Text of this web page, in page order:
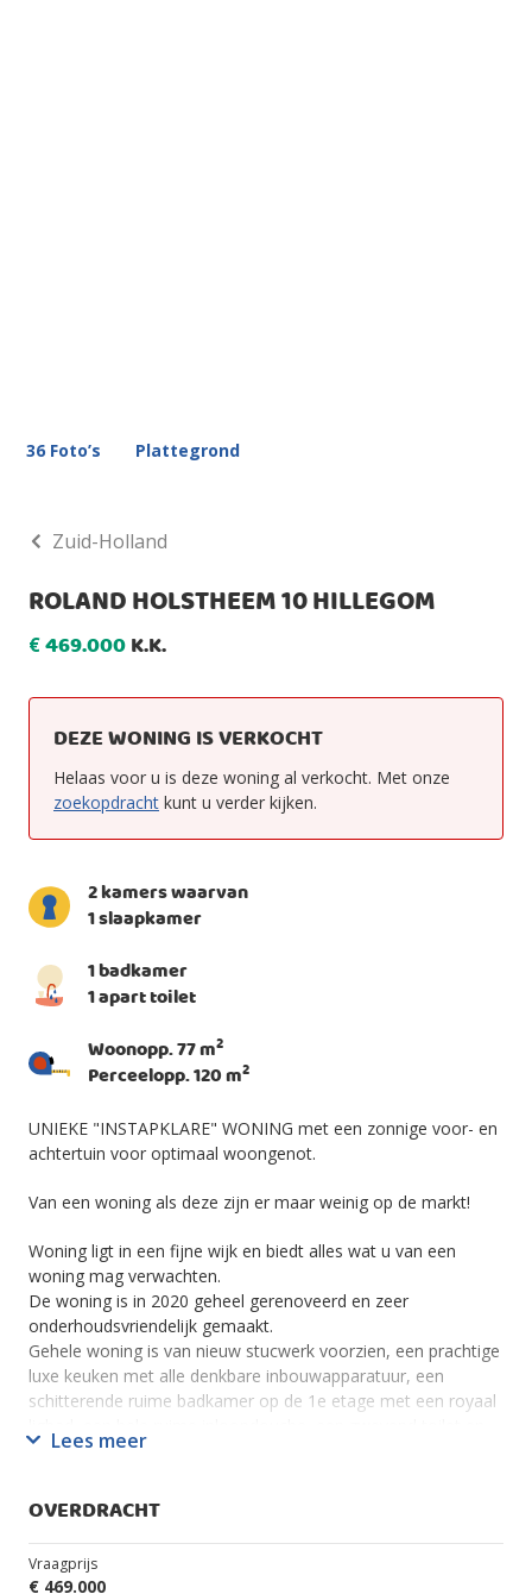
36 Foto’s Plattegrond
Zuid-Holland
ROLAND HOLSTHEEM 10 HILLEGOM
€469.000K.K.
DEZE WONING IS VERKOCHT
Helaas voor u is deze woning al verkocht. Met onze
zoekopdracht kunt u verder kijken.
2 kamers waarvan
1 slaapkamer
1 badkamer
1 apart toilet
Woonopp. 77 m2
Perceelopp. 120 m2
UNIEKE "INSTAPKLARE" WONING met een zonnige voor- en
achtertuin voor optimaal woongenot.
Van een woning als deze zijn er maar weinig op de markt!
Woning ligt in een fijne wijk en biedt alles wat u van een
woning mag verwachten.
De woning is in 2020 geheel gerenoveerd en zeer
onderhoudsvriendelijk gemaakt.
Gehele woning is van nieuw stucwerk voorzien, een prachtige
luxe keuken met alle denkbare inbouwapparatuur, een
schitterende ruime badkamer op de 1e etage met een royaal
een royaal wastafelmeubel met veel opbergruimte.
Wanneer u de woning betreedt vind u in de hal een heel
royale bergkast met daarin een garderobe gedeelte en een
ruimte voor de zuinige HR cv ketel [2021].
Ook bevindt zich in de hal een ruime opbergkast met daarin
Lees meer
OVERDRACHT
Vraagprijs
€ 469.000